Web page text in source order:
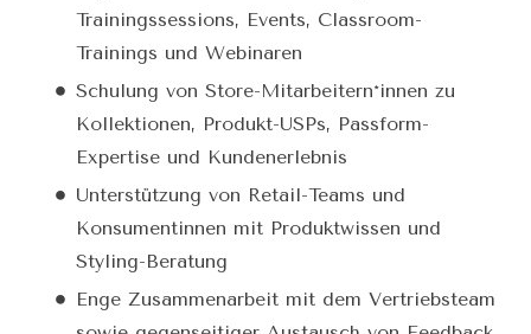
Trainingssessions, Events, Classroom-
Trainings und Webinaren
Schulung von Store-Mitarbeitern*innen zu
Kollektionen, Produkt-USPs, Passform-
Expertise und Kundenerlebnis
Unterstützung von Retail-Teams und
Konsumentinnen mit Produktwissen und
Styling-Beratung
Enge Zusammenarbeit mit dem Vertriebsteam